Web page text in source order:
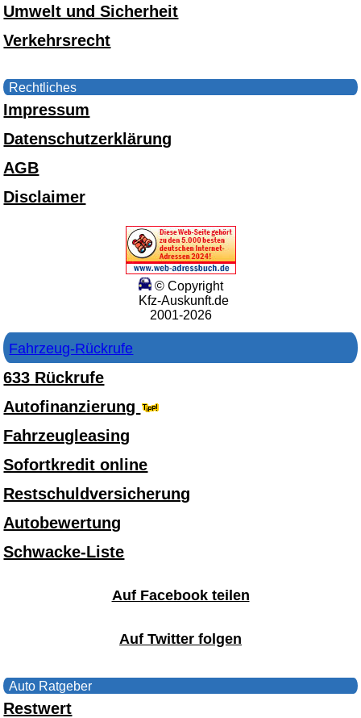
Umwelt und Sicherheit
Verkehrsrecht
Rechtliches
Impressum
Datenschutzerklärung
AGB
Disclaimer
© Copyright
Kfz-Auskunft.de
2001-2026
Fahrzeug-Rückrufe
633 Rückrufe
Autofinanzierung
Fahrzeugleasing
Sofortkredit online
Restschuldversicherung
Autobewertung
Schwacke-Liste
Auf Facebook teilen
Auf Twitter folgen
Auto Ratgeber
Restwert